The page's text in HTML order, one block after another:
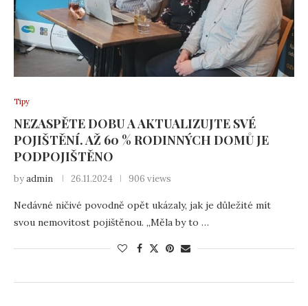
Tipy
NEZASPĚTE DOBU A AKTUALIZUJTE SVÉ
POJIŠTĚNÍ. AŽ 60 % RODINNÝCH DOMŮ JE
PODPOJIŠTĚNO
byadmin 26.11.2024 906 views
Nedávné ničivé povodně opět ukázaly, jak je důležité mít
svou nemovitost pojištěnou. „Měla by to …